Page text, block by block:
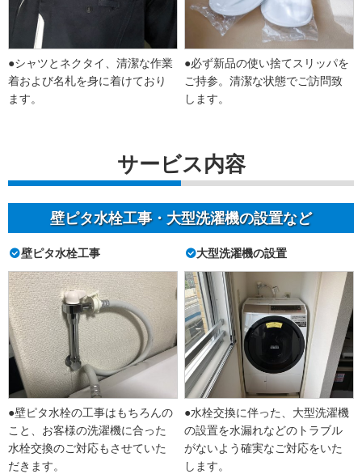
●シャツとネクタイ、清潔な作業
着および名札を身に着けており
ます。
●必ず新品の使い捨てスリッパを
ご持参。清潔な状態でご訪問致
します。
サービス内容
壁ピタ水栓工事・大型洗濯機の設置など
壁ピタ水栓工事
●壁ピタ水栓の工事はもちろんの
こと、お客様の洗濯機に合った
水栓交換のご対応もさせていた
だきます。
大型洗濯機の設置
●水栓交換に伴った、大型洗濯機
の設置を水漏れなどのトラブル
がないよう確実なご対応をいた
します。